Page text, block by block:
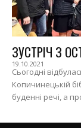
ЗУСТРІЧ З
19.10.2021
Сьогодні
Копичинецькій
буденні речі, а